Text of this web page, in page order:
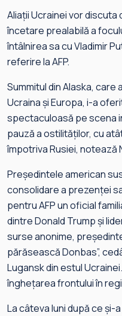
Aliaţii Ucrainei vor
încetare prealabilă a
întâlnirea sa cu Vladimir
referire la AFP.
Summitul din Alaska,
Ucraina şi Europa, i-a
spectaculoasă pe scena
pauză a ostilităţilor, cu
împotriva Rusiei, notează
Preşedintele american
consolidare a prezenţei
pentru AFP un oficial
dintre Donald Trump şi
surse anonime,
părăsească Donbas”,
Lugansk din estul
îngheţarea frontului în
La câteva luni după ce şi-